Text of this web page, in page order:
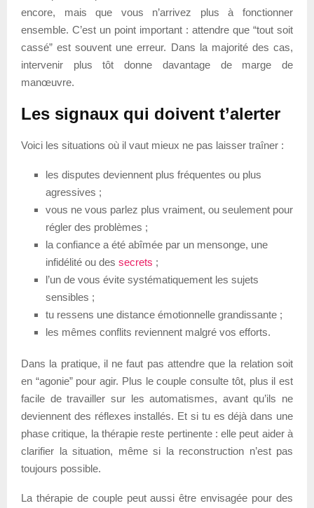
encore, mais que vous n’arrivez plus à fonctionner
ensemble. C’est un point important : attendre que “tout soit
cassé” est souvent une erreur. Dans la majorité des cas,
intervenir plus tôt donne davantage de marge de
manœuvre.
Les signaux qui doivent t’alerter
Voici les situations où il vaut mieux ne pas laisser traîner :
les disputes deviennent plus fréquentes ou plus
agressives ;
vous ne vous parlez plus vraiment, ou seulement pour
régler des problèmes ;
la confiance a été abîmée par un mensonge, une
infidélité ou des secrets ;
l’un de vous évite systématiquement les sujets
sensibles ;
tu ressens une distance émotionnelle grandissante ;
les mêmes conflits reviennent malgré vos efforts.
Dans la pratique, il ne faut pas attendre que la relation soit
en “agonie” pour agir. Plus le couple consulte tôt, plus il est
facile de travailler sur les automatismes, avant qu’ils ne
deviennent des réflexes installés. Et si tu es déjà dans une
phase critique, la thérapie reste pertinente : elle peut aider à
clarifier la situation, même si la reconstruction n’est pas
toujours possible.
La thérapie de couple peut aussi être envisagée pour des